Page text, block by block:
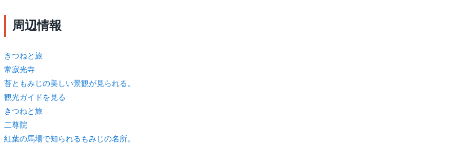
周辺情報
きつねと旅
常寂光寺
苔ともみじの美しい景観が見られる。
観光ガイドを見る
きつねと旅
二尊院
紅葉の馬場で知られるもみじの名所。